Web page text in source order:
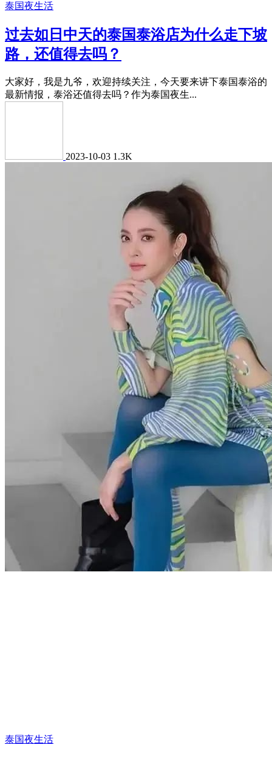
泰国夜生活
过去如日中天的泰国泰浴店为什么走下坡
路，还值得去吗？
大家好，我是九爷，欢迎持续关注，今天要来讲下泰国泰浴的
最新情报，泰浴还值得去吗？作为泰国夜生...
2023-10-03 1.3K
泰国夜生活